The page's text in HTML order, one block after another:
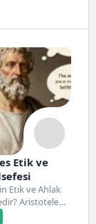
Etik ve
Etik ve Ahlak
Aristoteles,